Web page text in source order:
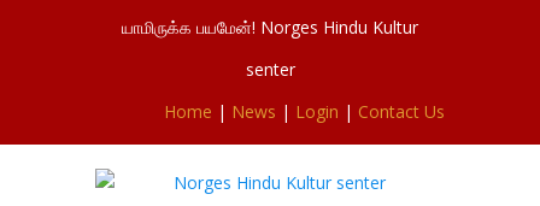
யாமிருக்க பயமேன்! Norges Hindu Kultur
senter
Home | News | Login | Contact Us